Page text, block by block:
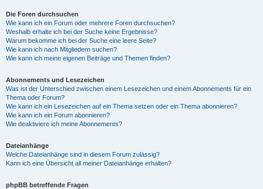
Die Foren durchsuchen
Wie kann ich ein Forum oder mehrere Foren durchsuchen?
Weshalb erhalte ich bei der Suche keine Ergebnisse?
Warum bekomme ich bei der Suche eine leere Seite?
Wie kann ich nach Mitgliedern suchen?
Wie kann ich meine eigenen Beiträge und Themen finden?
Abonnements und Lesezeichen
Was ist der Unterschied zwischen einem Lesezeichen und einem Abonnements für ein
Thema oder Forum?
Wie kann ich ein Lesezeichen auf ein Thema setzen oder ein Thema abonnieren?
Wie kann ich ein Forum abonnieren?
Wie deaktiviere ich meine Abonnements?
Dateianhänge
Welche Dateianhänge sind in diesem Forum zulässig?
Kann ich eine Übersicht all meiner Dateianhänge erhalten?
phpBB betreffende Fragen